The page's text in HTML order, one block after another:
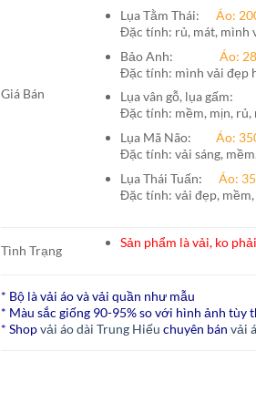
Giá Bán
Lụa Tằm Thái: Áo:
Đặc tính: rủ, mát, mình
Bảo Anh: Áo:
Đặc tính: mình vải đẹp
Lụa vân gỗ, lụa gấm:
Đặc tính: mềm, mịn, rủ,
Lụa Mã Não: Áo:
Đặc tính: vải sáng,
Lụa Thái Tuấn: Áo:
Đặc tính: vải đẹp,
Tình Trạng
Sản phẩm là vải, ko
* Bộ là vải áo và vải quần như mẫu
* Màu sắc giống 90-95% so với hình ảnh tùy
* Shopvải áo dài Trung Hiếu chuyên bán vải